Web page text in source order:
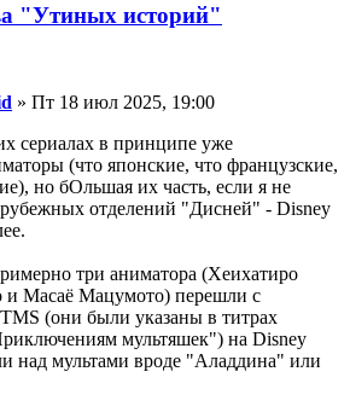
"Утиных историй"
» Пт 18 июл 2025, 19:00
сериалах в принципе уже
(что японские, что французские,
но бОльшая их часть, если я не
отделений "Дисней" - Disney
три аниматора (Хеихатиро
и Масаё Мацумото) перешли с
(они были указаны в титрах
мультяшек") на Disney
над мультами вроде "Аладдина" или